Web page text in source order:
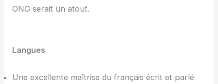
ONG serait un atout.
Langues
Une excellente maîtrise du français écrit et parlé